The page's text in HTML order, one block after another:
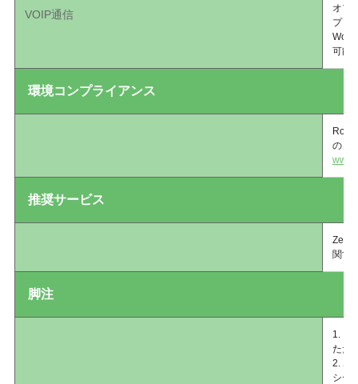
VOIP通信
オプ
プッ
可能
環境コンプライアンス
のコ
推奨サービス
関す
脚注
1. イ
ただ
2. ホ
シー